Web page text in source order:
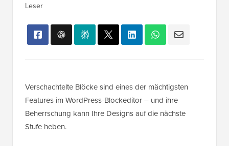
Leser
Verschachtelte Blöcke sind eines der mächtigsten
Features im WordPress-Blockeditor – und ihre
Beherrschung kann Ihre Designs auf die nächste
Stufe heben.